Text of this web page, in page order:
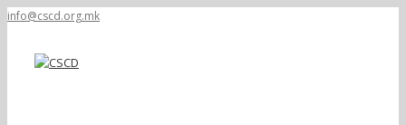
info@cscd.org.mk